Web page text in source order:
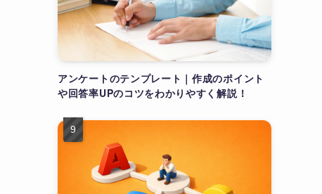
アンケートのテンプレート｜作成のポイント
や回答率UPのコツをわかりやすく解説！